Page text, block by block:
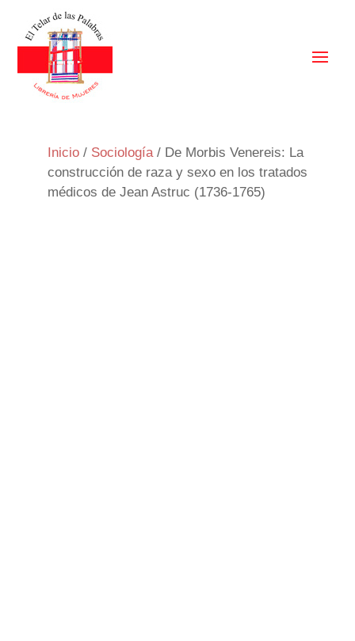
Inicio / Sociología/ De Morbis Venereis: La
construcción de raza y sexo en los tratados
médicos de Jean Astruc (1736-1765)